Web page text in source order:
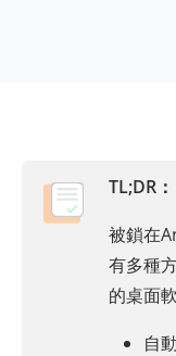
TL;DR：
被鎖在
有多種
的桌面
自